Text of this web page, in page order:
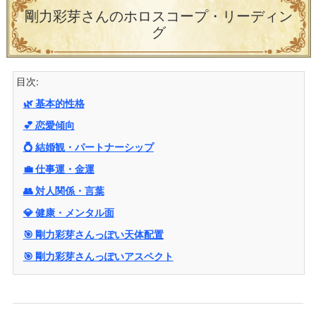
剛力彩芽さんのホロスコープ・リーディン
グ
目次:
🌿 基本的性格
💕 恋愛傾向
💍 結婚観・パートナーシップ
💼 仕事運・金運
👥 対人関係・言葉
💎 健康・メンタル面
🎯 剛力彩芽さんっぽい天体配置
🎯 剛力彩芽さんっぽいアスペクト